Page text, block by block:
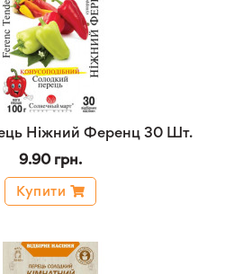
Ніжний Ференц 30 Шт.
9.90 грн.
Купити